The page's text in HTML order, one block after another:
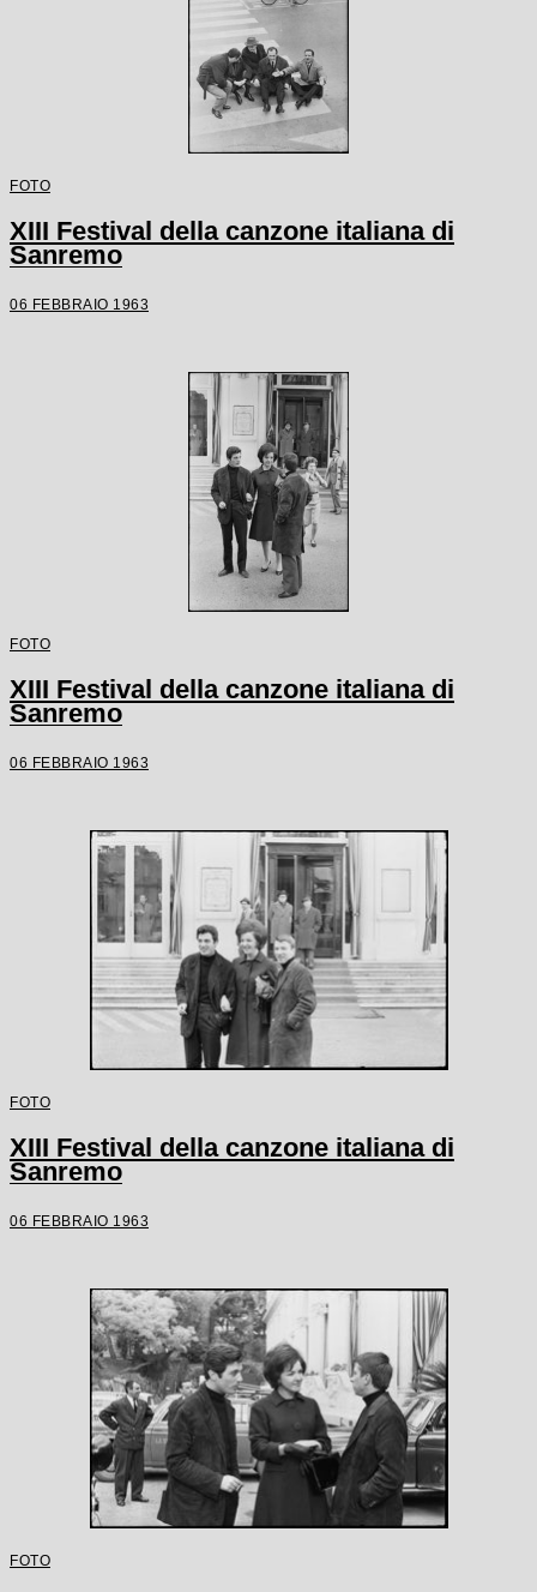
FOTO
XIII Festival della canzone italiana di
Sanremo
06 FEBBRAIO 1963
FOTO
XIII Festival della canzone italiana di
Sanremo
06 FEBBRAIO 1963
FOTO
XIII Festival della canzone italiana di
Sanremo
06 FEBBRAIO 1963
FOTO